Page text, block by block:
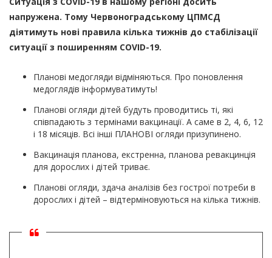
напружена. Тому Червоноградському ЦПМСД
діятимуть нові правила кілька тижнів до стабілізації
ситуації з поширенням COVID-19.
Планові медогляди відміняються. Про поновлення
медоглядів інформуватимуть!
Планові огляди дітей будуть проводитись ті, які
співпадають з термінами вакцинації. А саме в 2, 4, 6, 12
і 18 місяців. Всі інші ПЛАНОВІ огляди призупинено.
Вакцинація планова, екстренна, планова ревакцинція
для дорослих і дітей триває.
Планові огляди, здача аналізів без гострої потреби в
дорослих і дітей – відтерміновуються на кілька тижнів.